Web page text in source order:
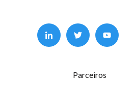
Parceiros